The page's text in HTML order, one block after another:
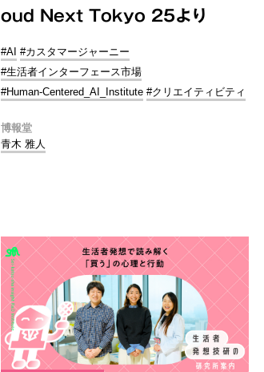
oud Next Tokyo 25より
#AI #カスタマージャーニー
#生活者インターフェース市場
#Human-Centered_AI_Institute #クリエイティビティ
博報堂
青木 雅人